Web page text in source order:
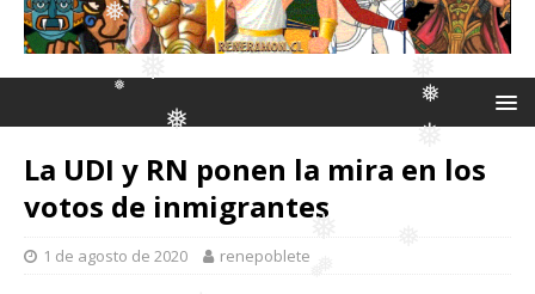
❅
❅
❅ ❅
❅
❅
❅
La UDI y RN ponen la mira en los
votos de inmigrantes
1 de agosto de 2020 renepoblete